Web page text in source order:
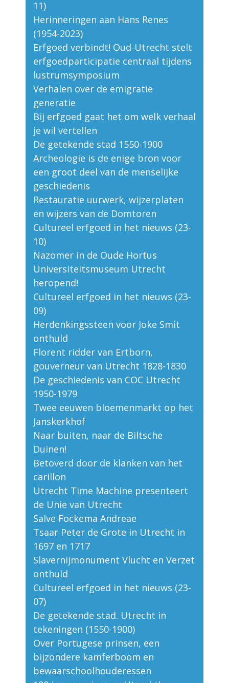
11)
Herinneringen aan Hans Renes
(1954-2023)
Erfgoed verbindt! Oud-Utrecht stelt
erfgoedparticipatie centraal tijdens
lustrumsymposium
Verhalen over de emigratie
generatie
Bij erfgoed gaat het om welk verhaal
je wil vertellen
De getekende stad 1550-1900
Archeologie is de enige bron voor
een groot deel van de menselijke
geschiedenis
Restauratie uurwerk, wijzerplaten
en wijzers van de Domtoren
Cultureel erfgoed in het nieuws (23-
10)
Nazomer in de Oude Hortus
Universiteitsmuseum Utrecht
heropend!
Cultureel erfgoed in het nieuws (23-
09)
Herdenkingssteen voor Joke Smit
onthuld
Florent ridder van Ertborn,
gouverneur van Utrecht 1828-1830
De geschiedenis van COC Utrecht
1950-1979
Twee eeuwen bloemenmarkt op het
Janskerkhof
Naar buiten, naar de Biltsche
Duinen!
Betoverd door de klanken van het
carillon
Utrecht Time Machine presenteert
de Unie van Utrecht
Salve Fockema Andreae
Tsaar Peter de Grote in Utrecht in
1697 en 1717
Slavernijmonument Vlucht en Verzet
onthuld
Cultureel erfgoed in het nieuws (23-
07)
De getekende stad. Utrecht in
tekeningen (1550-1900)
Over Portugese prinsen, een
bijzondere kamferboom en
bewaarschoolhouderessen